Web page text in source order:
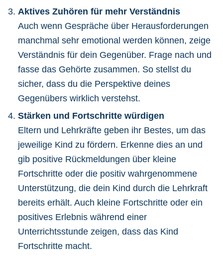
Aktives Zuhören für mehr Verständnis
Auch wenn Gespräche über Herausforderungen
manchmal sehr emotional werden können, zeige
Verständnis für dein Gegenüber. Frage nach und
fasse das Gehörte zusammen. So stellst du
sicher, dass du die Perspektive deines
Gegenübers wirklich verstehst.
Stärken und Fortschritte würdigen
Eltern und Lehrkräfte geben ihr Bestes, um das
jeweilige Kind zu fördern. Erkenne dies an und
gib positive Rückmeldungen über kleine
Fortschritte oder die positiv wahrgenommene
Unterstützung, die dein Kind durch die Lehrkraft
bereits erhält. Auch kleine Fortschritte oder ein
positives Erlebnis während einer
Unterrichtsstunde zeigen, dass das Kind
Fortschritte macht.